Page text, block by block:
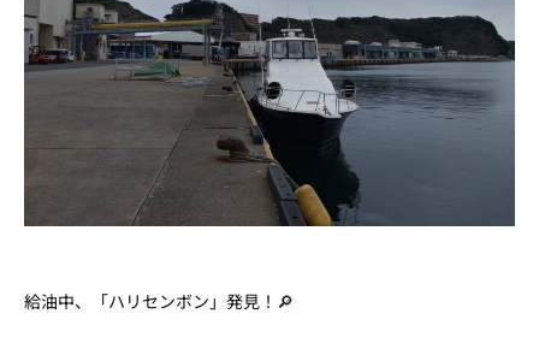
給油中、「ハリセンボン」発見！🔎